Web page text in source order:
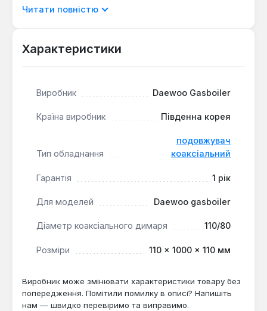
Безпечна експлуатація:
підвищуючи загальну пожежну безпеку
призначений для комплектації газових котлів
вивід димоходу через стіну на необхідну
Стійкість до умов експлуатації:матеріали
середовища та високих температур,
Подовжувач коаксіальний 110/80 є необхідним
газового котла, коли стандартної довжини
забезпечення коректної роботи настінних котлів у
приватних будинках, квартирах з індивідуальним
опаленням або комерційних приміщеннях, де
Читати повністю
Характеристики
Виробник Daewoo Gasboiler
Країна виробник Південна корея
Тип обладнання
подовжувач
коаксіальний
Гарантія 1 рік
Для моделей Daewoo gasboiler
Діаметр коаксіального димаря 110/80
Розміри 110 × 1000 × 110 мм
Виробник може змінювати характеристики товару без
попередження. Помітили помилку в описі? Напишіть
нам — швидко перевіримо та виправимо.